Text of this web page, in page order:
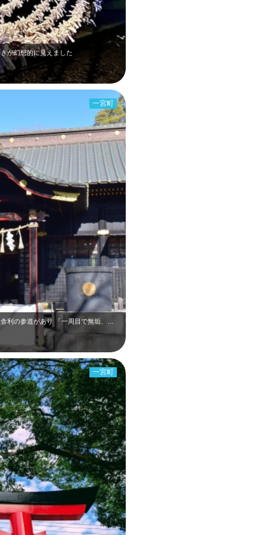
が幻想的に見えました
一宮町
一宮町